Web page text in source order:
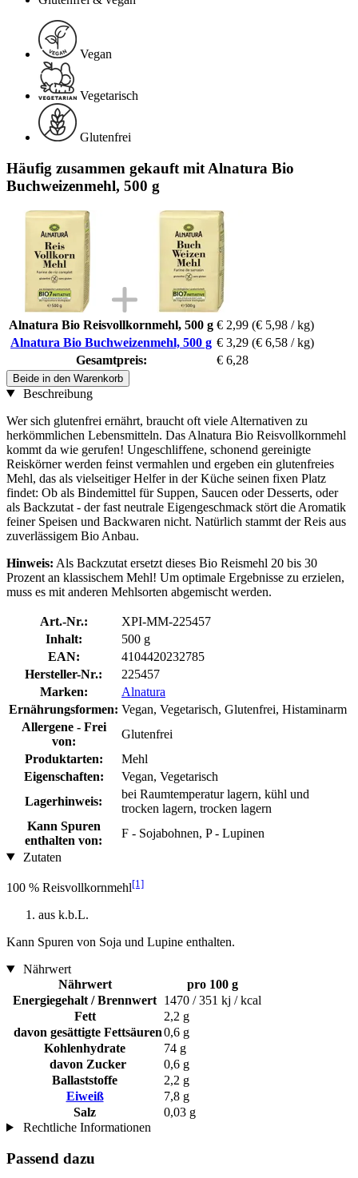
Vegan
Vegetarisch
Glutenfrei
Häufig zusammen gekauft mit Alnatura Bio
Buchweizenmehl, 500 g
Alnatura Bio Reisvollkornmehl, 500 g € 2,99 (€ 5,98 / kg)
Alnatura Bio Buchweizenmehl, 500 g € 3,29 (€ 6,58 / kg)
Gesamtpreis:
€ 6,28
Beide in den Warenkorb
Beschreibung
Wer sich glutenfrei ernährt, braucht oft viele Alternativen zu
herkömmlichen Lebensmitteln. Das Alnatura Bio Reisvollkornmehl
kommt da wie gerufen! Ungeschliffene, schonend gereinigte
Reiskörner werden feinst vermahlen und ergeben ein glutenfreies
Mehl, das als vielseitiger Helfer in der Küche seinen fixen Platz
findet: Ob als Bindemittel für Suppen, Saucen oder Desserts, oder
als Backzutat - der fast neutrale Eigengeschmack stört die Aromatik
feiner Speisen und Backwaren nicht. Natürlich stammt der Reis aus
zuverlässigem Bio Anbau.
Hinweis: Als Backzutat ersetzt dieses Bio Reismehl 20 bis 30
Prozent an klassischem Mehl! Um optimale Ergebnisse zu erzielen,
muss es mit anderen Mehlsorten abgemischt werden.
Art.-Nr.:
XPI-MM-225457
Inhalt:
500 g
EAN:
4104420232785
Hersteller-Nr.:
225457
Marken:
Alnatura
Ernährungsformen: Vegan, Vegetarisch, Glutenfrei, Histaminarm
Allergene - Frei
von:
Glutenfrei
Produktarten:
Mehl
Eigenschaften:
Vegan, Vegetarisch
Lagerhinweis:
bei Raumtemperatur lagern, kühl und
trocken lagern, trocken lagern
Kann Spuren
enthalten von:
F - Sojabohnen, P - Lupinen
Zutaten
100 % Reisvollkornmehl[1]
aus k.b.L.
Kann Spuren von Soja und Lupine enthalten.
Nährwert
Nährwert
pro 100 g
Energiegehalt / Brennwert 1470 / 351 kj / kcal
Fett
2,2 g
davon gesättigte Fettsäuren0,6 g
Kohlenhydrate
74 g
davon Zucker
0,6 g
Ballaststoffe
2,2 g
Eiweiß
7,8 g
Salz
0,03 g
Rechtliche Informationen
Passend dazu